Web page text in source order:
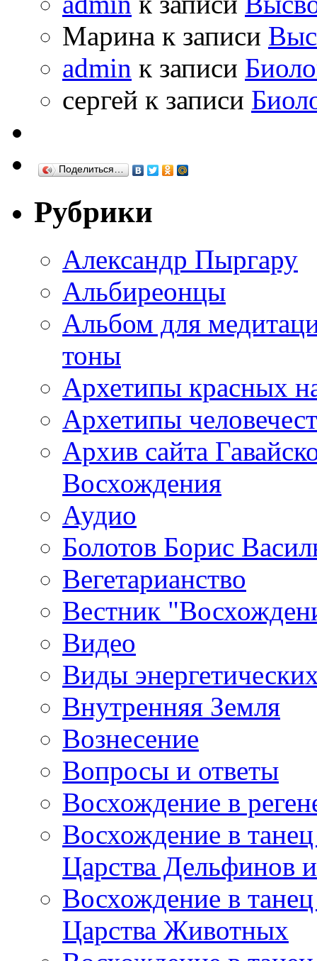
Марина к записи
admin к записи
сергей к записи
Поделиться…
Рубрики
Александр Пыргару
Альбиреонцы
Альбом для
тоны
Архетипы красных
Архетипы
Архив сайта
Восхождения
Аудио
Болотов Борис
Вегетарианство
Вестник
Видео
Виды
Внутренняя Земля
Вознесение
Вопросы и ответы
Восхождение в
Восхождение в
Царства Дельфинов
Восхождение в
Царства Животных